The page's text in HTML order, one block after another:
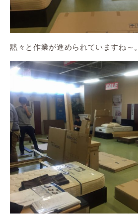
黙々と作業が進められていますね～。